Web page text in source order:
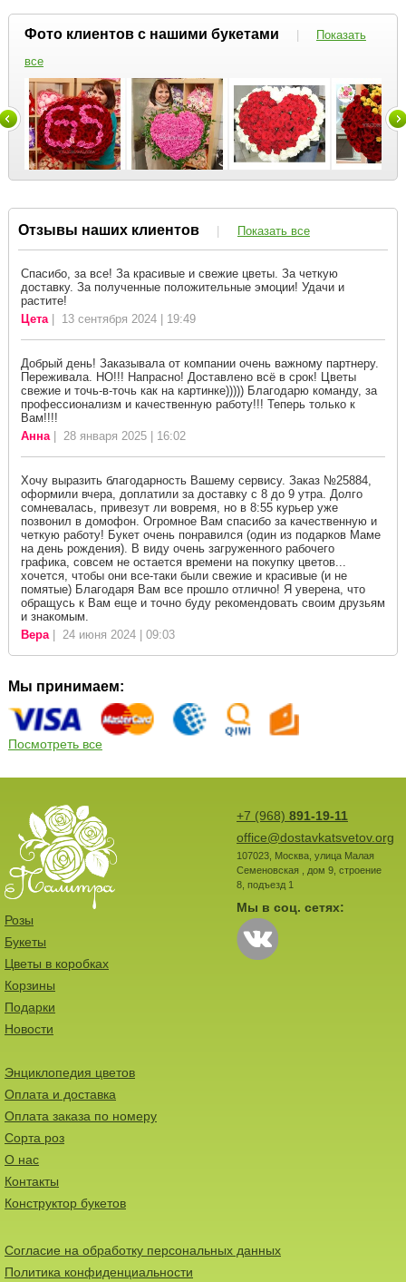
Фото клиентов с нашими букетами |
Показать
все
Отзывы наших клиентов | Показать все
Спасибо, за все! За красивые и свежие цветы. За четкую
доставку. За полученные положительные эмоции! Удачи и
растите!
Цета| 13 сентября 2024 | 19:49
Добрый день! Заказывала от компании очень важному партнеру.
Переживала. НО!!! Напрасно! Доставлено всё в срок! Цветы
свежие и точь-в-точь как на картинке))))) Благодарю команду, за
профессионализм и качественную работу!!! Теперь только к
Вам!!!!
Анна| 28 января 2025 | 16:02
Хочу выразить благодарность Вашему сервису. Заказ №25884,
оформили вчера, доплатили за доставку с 8 до 9 утра. Долго
сомневалась, привезут ли вовремя, но в 8:55 курьер уже
позвонил в домофон. Огромное Вам спасибо за качественную и
четкую работу! Букет очень понравился (один из подарков Маме
на день рождения). В виду очень загруженного рабочего
графика, совсем не остается времени на покупку цветов...
хочется, чтобы они все-таки были свежие и красивые (и не
помятые) Благодаря Вам все прошло отлично! Я уверена, что
обращусь к Вам еще и точно буду рекомендовать своим друзьям
и знакомым.
Вера| 24 июня 2024 | 09:03
Мы принимаем:
Посмотреть все
+7 (968) 891-19-11
office@dostavkatsvetov.org
107023, Москва, улица Малая
Семеновская , дом 9, строение
8, подъезд 1
Мы в соц. сетях:
Розы
Букеты
Цветы в коробках
Корзины
Подарки
Новости
Энциклопедия цветов
Оплата и доставка
Оплата заказа по номеру
Сорта роз
О нас
Контакты
Конструктор букетов
Согласие на обработку персональных данных
Политика конфиденциальности